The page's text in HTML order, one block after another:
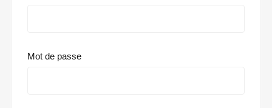
Mot de passe